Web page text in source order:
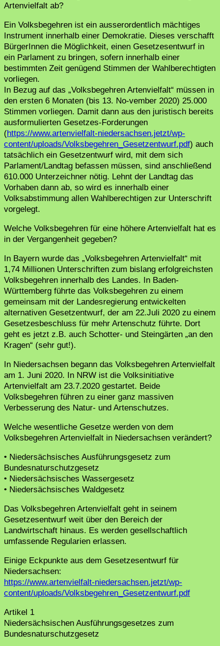
Artenvielfalt ab?
Ein Volksbegehren ist ein ausserordentlich mächtiges
Instrument innerhalb einer Demokratie. Dieses verschafft
BürgerInnen die Möglichkeit, einen Gesetzesentwurf in
ein Parlament zu bringen, sofern innerhalb einer
bestimmten Zeit genügend Stimmen der Wahlberechtigten
vorliegen.
In Bezug auf das „Volksbegehren Artenvielfalt“ müssen in
den ersten 6 Monaten (bis 13. No-vember 2020) 25.000
Stimmen vorliegen. Damit dann aus den juristisch bereits
ausformulierten Gesetzes-Forderungen
(https://www.artenvielfalt-niedersachsen.jetzt/wp-
content/uploads/Volksbegehren_Gesetzentwurf.pdf) auch
tatsächlich ein Gesetzentwurf wird, mit dem sich
Parlament/Landtag befassen müssen, sind anschließend
610.000 Unterzeichner nötig. Lehnt der Landtag das
Vorhaben dann ab, so wird es innerhalb einer
Volksabstimmung allen Wahlberechtigen zur Unterschrift
vorgelegt.
Welche Volksbegehren für eine höhere Artenvielfalt hat es
in der Vergangenheit gegeben?
In Bayern wurde das „Volksbegehren Artenvielfalt“ mit
1,74 Millionen Unterschriften zum bislang erfolgreichsten
Volksbegehren innerhalb des Landes. In Baden-
Württemberg führte das Volksbegehren zu einem
gemeinsam mit der Landesregierung entwickelten
alternativen Gesetzentwurf, der am 22.Juli 2020 zu einem
Gesetzesbeschluss für mehr Artenschutz führte. Dort
geht es jetzt z.B. auch Schotter- und Steingärten „an den
Kragen“ (sehr gut!).
In Niedersachsen begann das Volksbegehren Artenvielfalt
am 1. Juni 2020. In NRW ist die Volksinitiative
Artenvielfalt am 23.7.2020 gestartet. Beide
Volksbegehren führen zu einer ganz massiven
Verbesserung des Natur- und Artenschutzes.
Welche wesentliche Gesetze werden von dem
Volksbegehren Artenvielfalt in Niedersachsen verändert?
• Niedersächsisches Ausführungsgesetz zum
Bundesnaturschutzgesetz
• Niedersächsisches Wassergesetz
• Niedersächsisches Waldgesetz
Das Volksbegehren Artenvielfalt geht in seinem
Gesetzesentwurf weit über den Bereich der
Landwirtschaft hinaus. Es werden gesellschaftlich
umfassende Regularien erlassen.
Einige Eckpunkte aus dem Gesetzesentwurf für
Niedersachsen:
https://www.artenvielfalt-niedersachsen.jetzt/wp-
content/uploads/Volksbegehren_Gesetzentwurf.pdf
Artikel 1
Niedersächsischen Ausführungsgesetzes zum
Bundesnaturschutzgesetz